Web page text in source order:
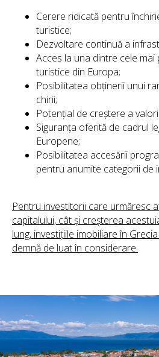
Cerere ridicată pentru
turistice;
Dezvoltare continuă a
Acces la una dintre cele
turistice din Europa;
Posibilitatea obținerii unui
chirii;
Potențial de creștere a
Siguranța oferită de cadrul
Europene;
Posibilitatea accesării
pentru anumite categorii de
Pentru investitorii care urmăresc
capitalului, cât și creșterea
lung, investițiile imobiliare în
demnă de luat în considerare.